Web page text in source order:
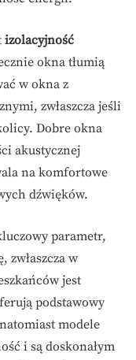
izolacyjność
okna tłumią
w okna z
zwłaszcza jeśli
Dobre okna
akustycznej
na komfortowe
dźwięków.
parametr,
zwłaszcza w
jest
podstawowy
modele
i są doskonałym